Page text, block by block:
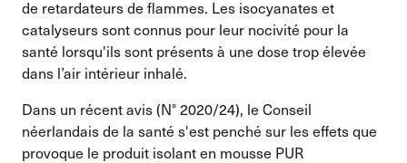
de retardateurs de flammes. Les isocyanates et
catalyseurs sont connus pour leur nocivité pour la
santé lorsqu'ils sont présents à une dose trop élevée
dans l’air intérieur inhalé.
Dans un récent avis (N° 2020/24), le Conseil
néerlandais de la santé s'est penché sur les effets que
provoque le produit isolant en mousse PUR